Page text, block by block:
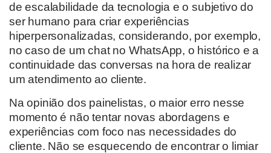
de escalabilidade da tecnologia e o subjetivo do
ser humano para criar experiências
hiperpersonalizadas, considerando, por exemplo,
no caso de um chat no WhatsApp, o histórico e a
continuidade das conversas na hora de realizar
um atendimento ao cliente.
Na opinião dos painelistas, o maior erro nesse
momento é não tentar novas abordagens e
experiências com foco nas necessidades do
cliente. Não se esquecendo de encontrar o limiar